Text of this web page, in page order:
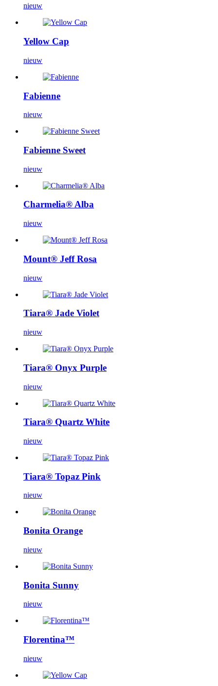
nieuw
Yellow Cap
nieuw
Fabienne
nieuw
Fabienne Sweet
nieuw
Charmelia® Alba
nieuw
Mount® Jeff Rosa
nieuw
Tiara® Jade Violet
nieuw
Tiara® Onyx Purple
nieuw
Tiara® Quartz White
nieuw
Tiara® Topaz Pink
nieuw
Bonita Orange
nieuw
Bonita Sunny
nieuw
Florentina™
nieuw